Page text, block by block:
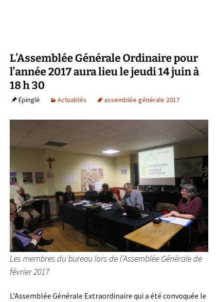
L’Assemblée Générale Ordinaire pour
l’année 2017 aura lieu le jeudi 14 juin à
18 h 30
Épinglé Actualités assemblée générale 2017
Les membres du bureau lors de l’Assemblée Générale de
février 2017
L’Assemblée Générale Extraordinaire qui a été convoquée le